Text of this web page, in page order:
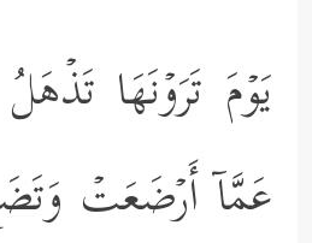
یَوۡمَ تَرَوۡنَهَا
عَمَّاۤ أَرۡضَعَتۡ